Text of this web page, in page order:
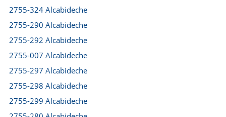
2755-324 Alcabideche
2755-290 Alcabideche
2755-292 Alcabideche
2755-007 Alcabideche
2755-297 Alcabideche
2755-298 Alcabideche
2755-299 Alcabideche